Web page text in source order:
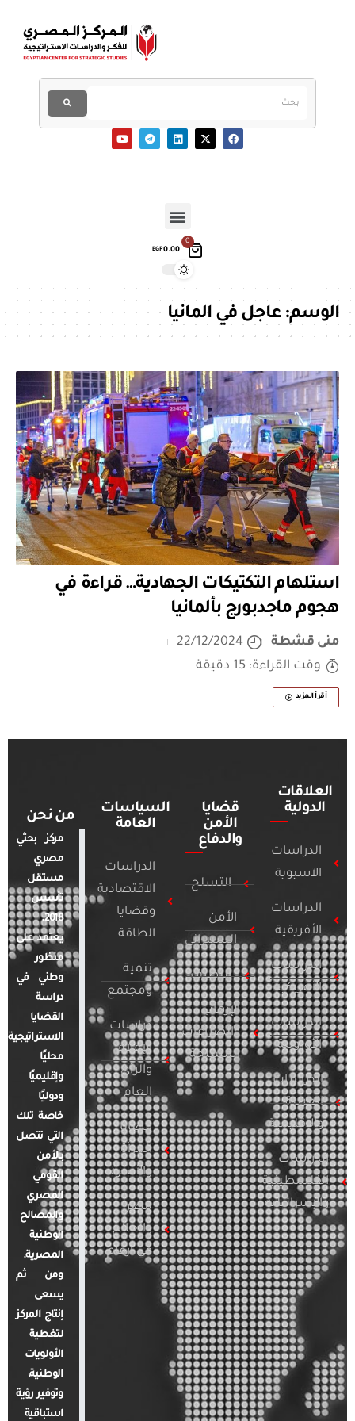
0
EGP0.00
الوسم:عاجل في المانيا
استلهام التكتيكات الجهادية… قراءة في
هجوم ماجدبورج بألمانيا
منى قشطة
22/12/2024
وقت القراءة: 15 دقيقة
أقرأ المزيد
العلاقات
الدولية
الدراسات
الآسيوية
الدراسات
الأفريقية
الدراسات
الأمريكية
الدراسات
الأوروبية
الدراسات
العربية
والإقليمية
الدراسات
الفلسطينية
والإسرائيلية
قضايا
الأمن
والدفاع
التسلح
الأمن
السيبراني
التطرف
الإرهاب
والصراعات
المسلحة
السياسات
العامة
الدراسات
الاقتصادية
وقضايا
الطاقة
تنمية
ومجتمع
دراسات
الإعلام
والرأي
العام
قضايا
المرأة
والأسرة
مصر
والعالم
في أرقام
من نحن
مركز بحثي
مصري
مستقل
تأسس
2018.
يعتمد على
منظور
وطني في
دراسة
القضايا
الاستراتيجية
محليًا
وإقليميًا
ودوليًا
خاصة تلك
التي تتصل
بالأمن
القومي
المصري
والمصالح
الوطنية
المصرية.
ومن ثم
يسعى
إنتاج المركز
لتغطية
الأولويات
الوطنية،
وتوفير رؤية
استباقية